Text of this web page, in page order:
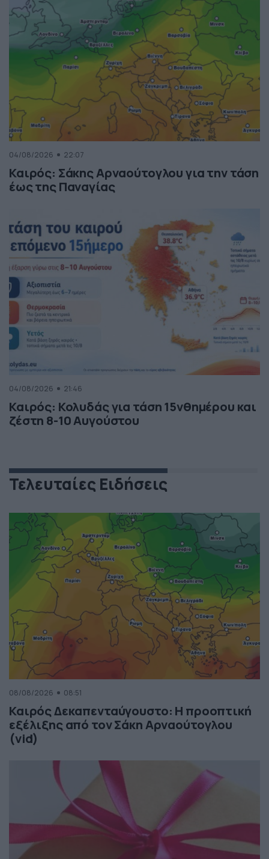
04/08/2026 22:07
Καιρός: Σάκης Αρναούτογλου για την τάση
έως της Παναγίας
04/08/2026 21:46
Καιρός: Κολυδάς για τάση 15νθημέρου και
ζέστη 8-10 Αυγούστου
Τελευταίες Ειδήσεις
08/08/2026 08:51
Καιρός Δεκαπενταύγουστο: Η προοπτική
εξέλιξης από τον Σάκη Αρναούτογλου
(vid)